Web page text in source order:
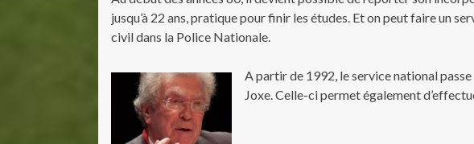
jusqu’à 22 ans, pratique pour finir les études. Et on peut faire un
civil dans la Police Nationale.
A partir de 1992, le service national
Joxe. Celle-ci permet également